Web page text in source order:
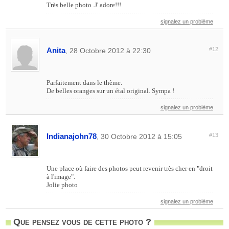
Très belle photo .J' adore!!!
signalez un problème
Anita, 28 Octobre 2012 à 22:30 #12
Parfaitement dans le thème.
De belles oranges sur un étal original. Sympa !
signalez un problème
Indianajohn78 , 30 Octobre 2012 à 15:05 #13
Une place où faire des photos peut revenir très cher en "droit
à l'image".
Jolie photo
signalez un problème
Que pensez vous de cette photo ?